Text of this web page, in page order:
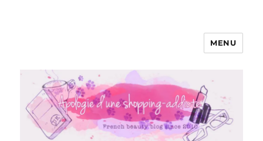
Apologie d'une Shopping-addicte
MENU